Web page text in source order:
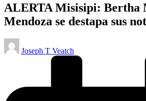
ALERTA Misisipi: Bertha
Mendoza se destapa sus
Publicado
por
Joseph T Veatch